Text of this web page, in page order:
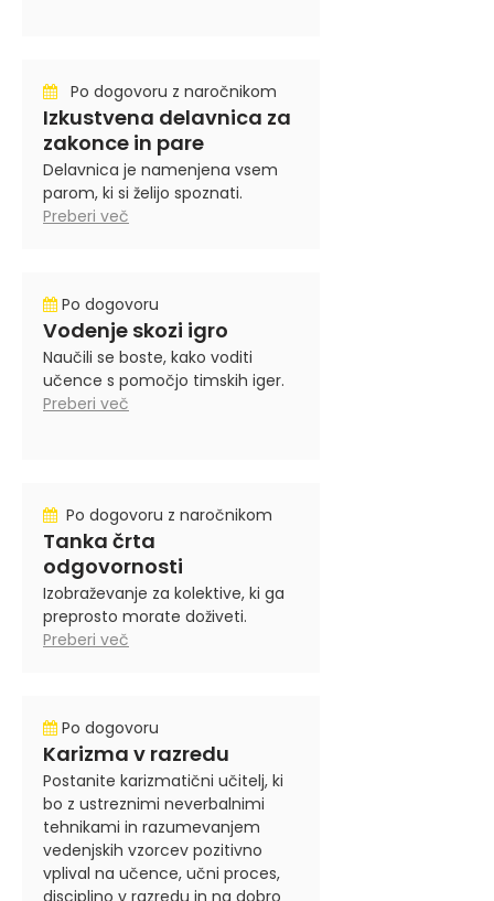
Po dogovoru z naročnikom
Izkustvena delavnica za
zakonce in pare
Delavnica je namenjena vsem
parom, ki si želijo spoznati.
Preberi več
Po dogovoru
Vodenje skozi igro
Naučili se boste, kako voditi
učence s pomočjo timskih iger.
Preberi več
Po dogovoru z naročnikom
Tanka črta
odgovornosti
Izobraževanje za kolektive, ki ga
preprosto morate doživeti.
Preberi več
Po dogovoru
Karizma v razredu
Postanite karizmatični učitelj, ki
bo z ustreznimi neverbalnimi
tehnikami in razumevanjem
vedenjskih vzorcev pozitivno
vplival na učence, učni proces,
disciplino v razredu in na dobro